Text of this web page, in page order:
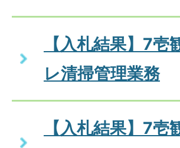
【入札結果】7
レ清掃管理業務
【入札結果】7